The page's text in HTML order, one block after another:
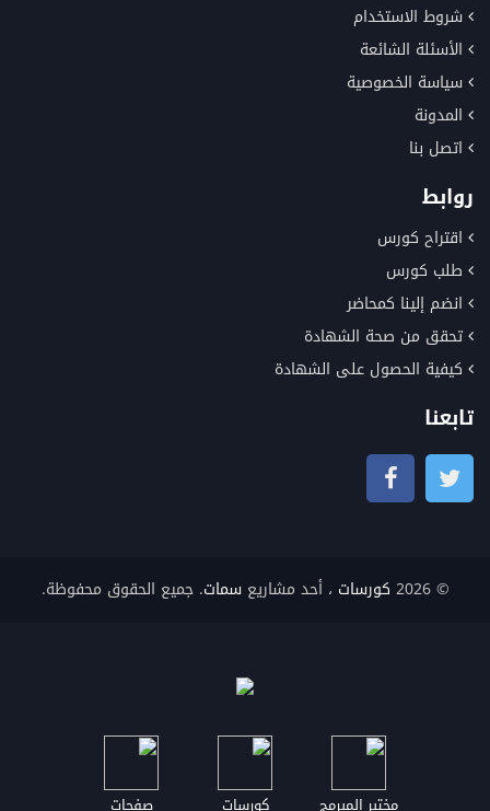
شروط الاستخدام
الأسئلة الشائعة
سياسة الخصوصية
المدونة
اتصل بنا
روابط
اقتراح كورس
طلب كورس
انضم إلينا كمحاضر
تحقق من صحة الشهادة
كيفية الحصول على الشهادة
تابعنا
© 2026 كورسات ، أحد مشاريعسمات. جميع الحقوق محفوظة.
مختبر المبرمج كورسات صفحات